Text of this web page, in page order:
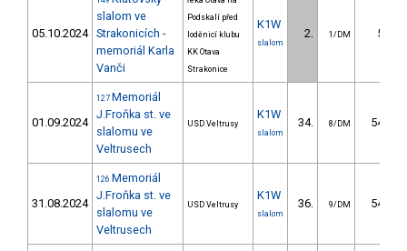
05.10.2024
slalom ve
Strakonicích -
memoriál Karla
Vanči
Podskalí před
loděnicí klubu
KK Otava
Strakonice
K1W
slalom
2. 1/DM 5.45
01.09.2024
127 Memoriál
J.Froňka st. ve
slalomu ve
Veltrusech
USD Veltrusy
K1W
slalom
34. 8/DM 54.59
31.08.2024
126 Memoriál
J.Froňka st. ve
slalomu ve
Veltrusech
USD Veltrusy
K1W
slalom
36. 9/DM 54.55